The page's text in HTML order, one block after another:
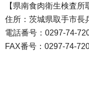
【県南食肉衛生検査所
住所：茨城県取手市長
電話番号：0297-74-
FAX番号：0297-74-